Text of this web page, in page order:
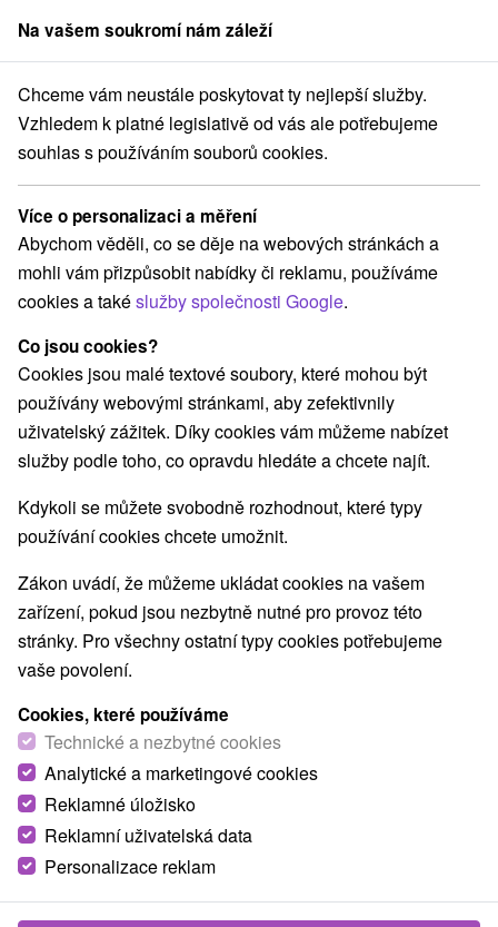
člen skupinySorger
Slovensko Prešovský kraj Ždiar Penzión Tatrakon Ždiar
Penzión Tatrakon Ždiar
Ždiar
Rezervovat přes booking
REZERVACE A VÝBĚR POBYTU
Kontaktujte přímo ubytovatele.
Navigovat do místa
O ZAŘÍZENÍ VYBAVENÍ
Na vašem soukromí nám záleží
Chceme vám neustále poskytovat ty nejlepší služby.
Vzhledem k platné legislativě od vás ale potřebujeme
souhlas s používáním souborů cookies.
Více o personalizaci a měření
Abychom věděli, co se děje na webových stránkách a
mohli vám přizpůsobit nabídky či reklamu, používáme
cookies a takéslužby společnosti Google.
Co jsou cookies?
Cookies jsou malé textové soubory, které mohou být
používány webovými stránkami, aby zefektivnily
uživatelský zážitek. Díky cookies vám můžeme nabízet
služby podle toho, co opravdu hledáte a chcete najít.
Kdykoli se můžete svobodně rozhodnout, které typy
používání cookies chcete umožnit.
Zákon uvádí, že můžeme ukládat cookies na vašem
zařízení, pokud jsou nezbytně nutné pro provoz této
stránky. Pro všechny ostatní typy cookies potřebujeme
vaše povolení.
Cookies, které používáme
Technické a nezbytné cookies
Analytické a marketingové cookies
Reklamné úložisko
Reklamní uživatelská data
Personalizace reklam